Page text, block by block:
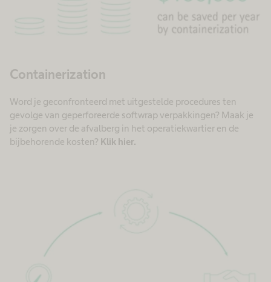
Containerization
Word je geconfronteerd met uitgestelde procedures ten
gevolge van geperforeerde softwrap verpakkingen? Maak je
je zorgen over de afvalberg in het operatiekwartier en de
bijbehorende kosten? Klik hier.